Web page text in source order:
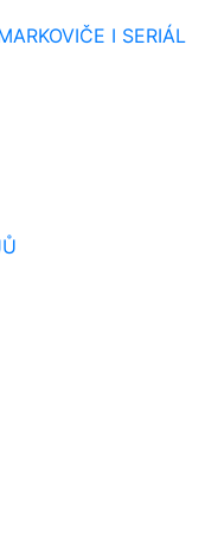
I SERIÁL